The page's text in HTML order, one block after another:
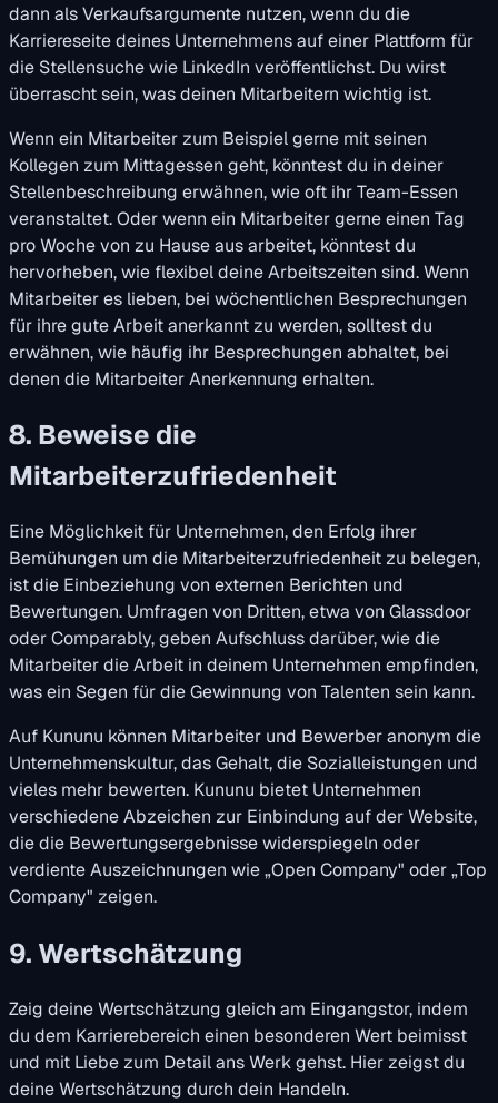
dann als Verkaufsargumente nutzen, wenn du die
Karriereseite deines Unternehmens auf einer Plattform für
die Stellensuche wie LinkedIn veröffentlichst. Du wirst
überrascht sein, was deinen Mitarbeitern wichtig ist.
Wenn ein Mitarbeiter zum Beispiel gerne mit seinen
Kollegen zum Mittagessen geht, könntest du in deiner
Stellenbeschreibung erwähnen, wie oft ihr Team-Essen
veranstaltet. Oder wenn ein Mitarbeiter gerne einen Tag
pro Woche von zu Hause aus arbeitet, könntest du
hervorheben, wie flexibel deine Arbeitszeiten sind. Wenn
Mitarbeiter es lieben, bei wöchentlichen Besprechungen
für ihre gute Arbeit anerkannt zu werden, solltest du
erwähnen, wie häufig ihr Besprechungen abhaltet, bei
denen die Mitarbeiter Anerkennung erhalten.
8. Beweise die
Mitarbeiterzufriedenheit
Eine Möglichkeit für Unternehmen, den Erfolg ihrer
Bemühungen um die Mitarbeiterzufriedenheit zu belegen,
ist die Einbeziehung von externen Berichten und
Bewertungen. Umfragen von Dritten, etwa von Glassdoor
oder Comparably, geben Aufschluss darüber, wie die
Mitarbeiter die Arbeit in deinem Unternehmen empfinden,
was ein Segen für die Gewinnung von Talenten sein kann.
Auf Kununu können Mitarbeiter und Bewerber anonym die
Unternehmenskultur, das Gehalt, die Sozialleistungen und
vieles mehr bewerten. Kununu bietet Unternehmen
verschiedene Abzeichen zur Einbindung auf der Website,
die die Bewertungsergebnisse widerspiegeln oder
verdiente Auszeichnungen wie „Open Company" oder „Top
Company" zeigen.
9. Wertschätzung
Zeig deine Wertschätzung gleich am Eingangstor, indem
du dem Karrierebereich einen besonderen Wert beimisst
und mit Liebe zum Detail ans Werk gehst. Hier zeigst du
deine Wertschätzung durch dein Handeln.